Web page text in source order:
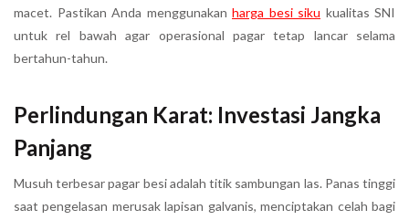
macet. Pastikan Anda menggunakan harga besi siku kualitas SNI
untuk rel bawah agar operasional pagar tetap lancar selama
bertahun-tahun.
Perlindungan Karat: Investasi Jangka
Panjang
Musuh terbesar pagar besi adalah titik sambungan las. Panas tinggi
saat pengelasan merusak lapisan galvanis, menciptakan celah bagi